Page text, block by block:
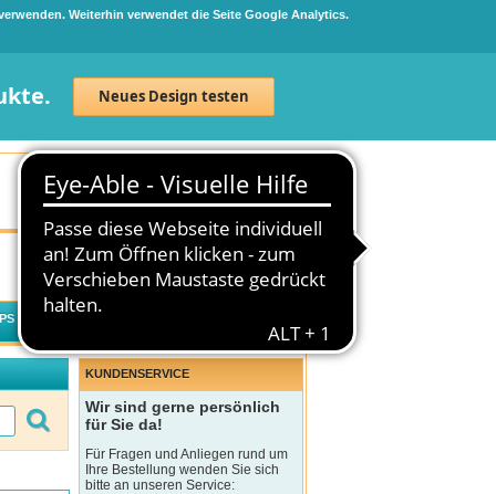
Weiterhin verwendet die Seite Google Analytics.
Neues Design testen
Neuanmeldung Anmelden
0 Artikel 0,00 €
KUNDENSERVICE
Wir sind gerne persönlich
für Sie da!
Für Fragen und Anliegen rund um
Ihre Bestellung wenden Sie sich
bitte an unseren Service: